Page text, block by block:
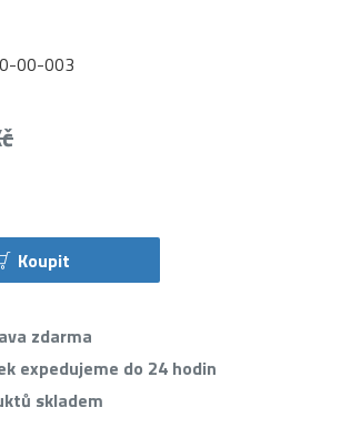
00-003
Koupit
zdarma
expedujeme do 24 hodin
skladem